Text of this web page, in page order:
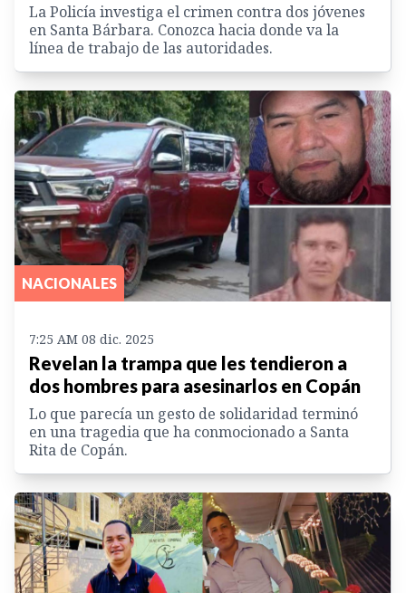
La Policía investiga el crimen contra dos jóvenes
en Santa Bárbara. Conozca hacia donde va la
línea de trabajo de las autoridades.
NACIONALES
7:25 AM 08 dic. 2025
Revelan la trampa que les tendieron a
dos hombres para asesinarlos en Copán
Lo que parecía un gesto de solidaridad terminó
en una tragedia que ha conmocionado a Santa
Rita de Copán.